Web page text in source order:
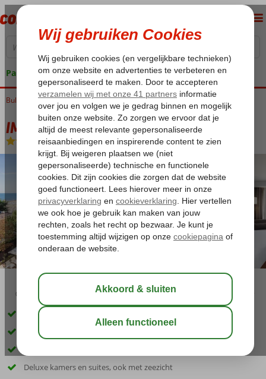
Pakketgarantie
Home
Bulgarije Zwarte Zee Sunny Beach IM Dreamer
IM Dreamer
Ultra All Inclusive-Hotel
03:00 aug 29°C
Toplocatie direct aan het zandstrand
Midden in in Sunny Beach
Deluxe kamers en suites, ook met zeezicht